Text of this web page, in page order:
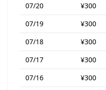
07/20
¥300
07/19
¥300
07/18
¥300
07/17
¥300
07/16
¥300